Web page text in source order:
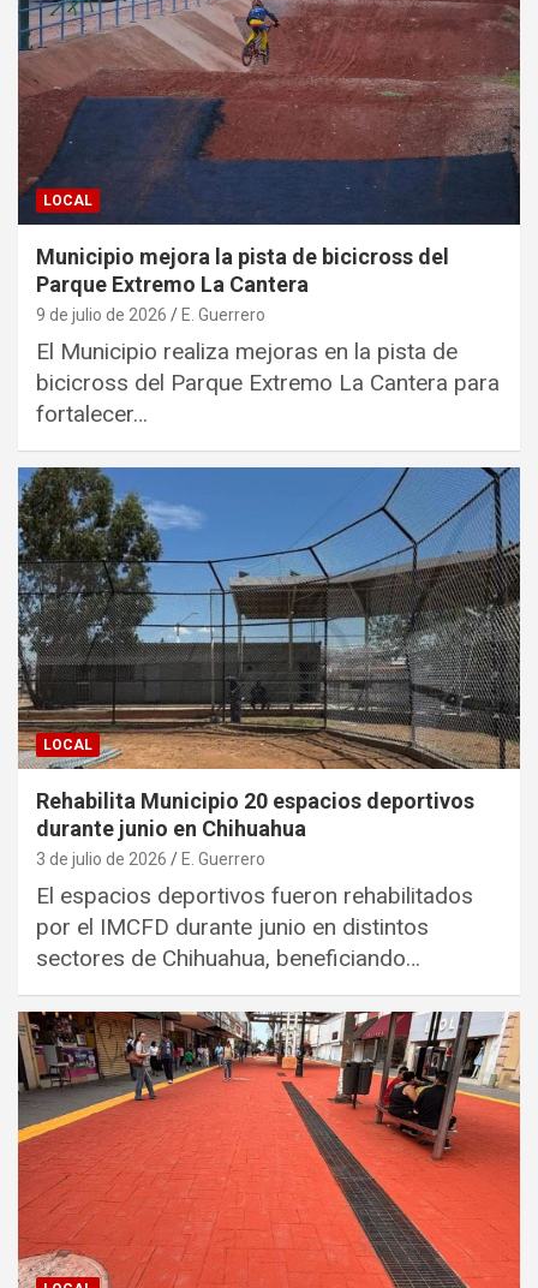
LOCAL
Municipio mejora la pista de bicicross del
Parque Extremo La Cantera
9 de julio de 2026 E. Guerrero
El Municipio realiza mejoras en la pista de
bicicross del Parque Extremo La Cantera para
fortalecer…
LOCAL
Rehabilita Municipio 20 espacios deportivos
durante junio en Chihuahua
3 de julio de 2026 E. Guerrero
El espacios deportivos fueron rehabilitados
por el IMCFD durante junio en distintos
sectores de Chihuahua, beneficiando…